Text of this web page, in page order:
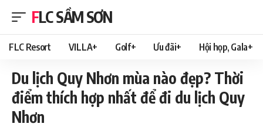
FLC SẦM SƠN
FLC Resort VILLA+ Golf+ Ưu đãi+ Hội họp, Gala+
Du lịch Quy Nhơn mùa nào đẹp? Thời
điểm thích hợp nhất để đi du lịch Quy
Nhơn